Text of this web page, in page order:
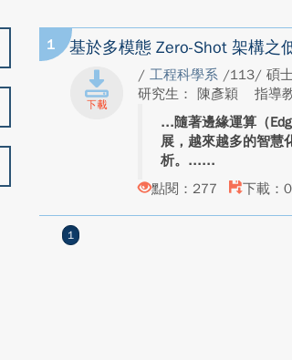
1 基於多模態 Zero-Shot 架構之
/ 工程科學系 /113/ 碩
研究生： 陳彥穎
指導
隨著邊緣運算（
展，越來越多的智慧
析。...
點閱：277
下載：0
1